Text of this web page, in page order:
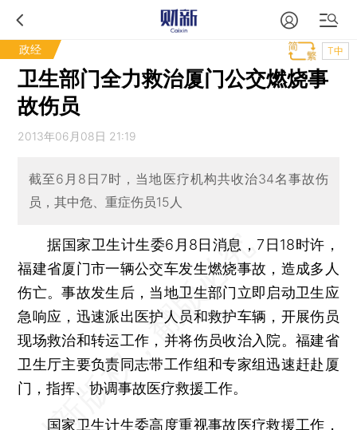
政经 T中
卫生部门全力救治厦门公交燃烧事
故伤员
2013年06月08日 21:19
截至6月8日7时，当地医疗机构共收治34名事故伤
员，其中危、重症伤员15人
据国家卫生计生委6月8日消息，7日18时许，
福建省厦门市一辆公交车发生燃烧事故，造成多人
伤亡。事故发生后，当地卫生部门立即启动卫生应
急响应，迅速派出医护人员和救护车辆，开展伤员
现场救治和转运工作，并将伤员收治入院。福建省
卫生厅主要负责同志带工作组和专家组迅速赶赴厦
门，指挥、协调事故医疗救援工作。
国家卫生计生委高度重视事故医疗救援工作，